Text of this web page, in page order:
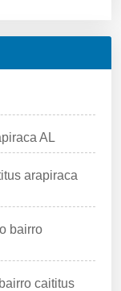
AL
arapiraca
bairro
caititus